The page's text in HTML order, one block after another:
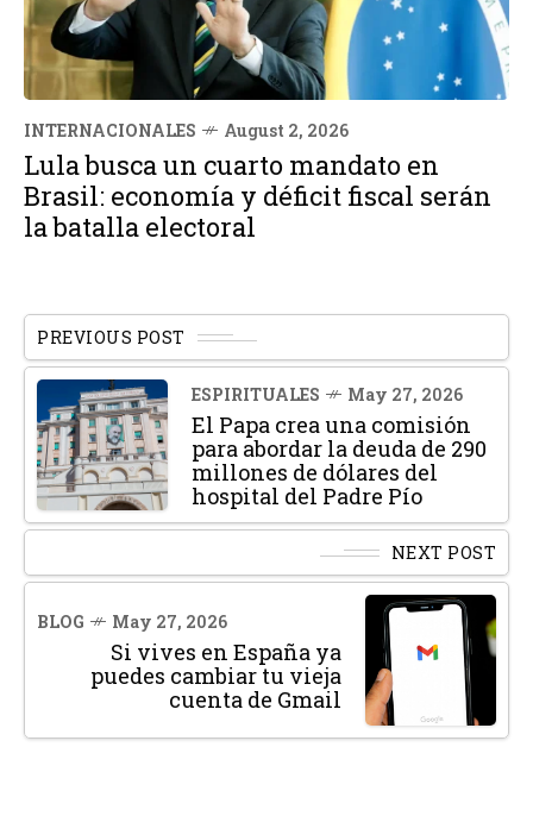
INTERNACIONALES August 2, 2026
Lula busca un cuarto mandato en
Brasil: economía y déficit fiscal serán
la batalla electoral
PREVIOUS POST
ESPIRITUALES May 27, 2026
El Papa crea una comisión
para abordar la deuda de 290
millones de dólares del
hospital del Padre Pío
NEXT POST
BLOG May 27, 2026
Si vives en España ya
puedes cambiar tu vieja
cuenta de Gmail